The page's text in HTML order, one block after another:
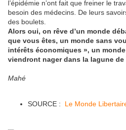
l’épidémie n’ont fait que freiner le
besoin des médecins. De leurs
des boulets.
Alors oui, on rêve d’un monde
que vous êtes, un monde sans
intérêts économiques », un
viendront nager dans la lagune de
Mahé
SOURCE : Le Monde